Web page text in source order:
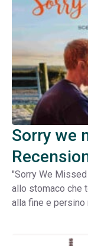
Sorry we
"Sorry We Missed
allo stomaco che
alla fine e